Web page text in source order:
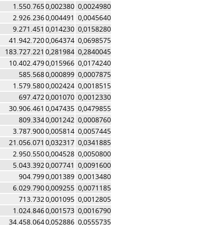
1.550.7650,002380 0,0024980
2.926.2360,004491 0,0045640
9.271.451 0,014230 0,0158280
41.942.7200,064374 0,0698575
183.727.221 0,281984 0,2840045
10.402.4790,015966 0,0174240
585.5680,000899 0,0007875
1.579.5800,002424 0,0018515
697.4720,001070 0,0012330
30.906.461 0,047435 0,0479855
809.3340,001242 0,0008760
3.787.9000,005814 0,0057445
21.056.071 0,032317 0,0341885
2.950.5500,004528 0,0050800
5.043.3920,007741 0,0091600
904.7990,001389 0,0013480
6.029.7900,009255 0,0071185
713.7320,001095 0,0012805
1.024.8460,001573 0,0016790
34.458.0640,052886 0,0555735